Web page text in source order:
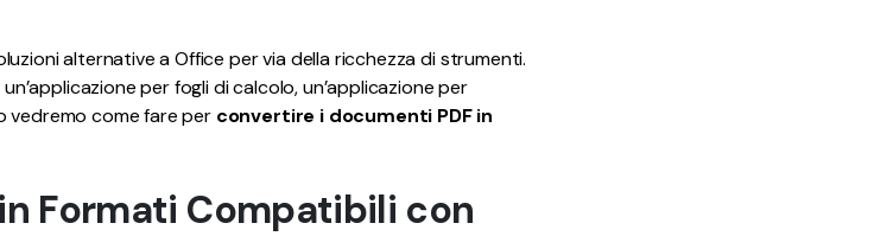
alternative a Office per via della ricchezza di strumenti.
per fogli di calcolo, un’applicazione per
vedremo come fare per convertire i documenti PDF in
Formati Compatibili con